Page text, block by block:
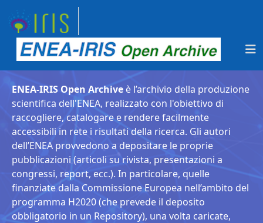
ENEA-IRIS Open Archive è l’archivio della produzione
scientifica dell'ENEA, realizzato con l'obiettivo di
raccogliere, catalogare e rendere facilmente
accessibili in rete i risultati della ricerca. Gli autori
dell’ENEA provvedono a depositare le proprie
pubblicazioni (articoli su rivista, presentazioni a
congressi, report, ecc.). In particolare, quelle
finanziate dalla Commissione Europea nell’ambito del
programma H2020 (che prevede il deposito
obbligatorio in un Repository), una volta caricate,